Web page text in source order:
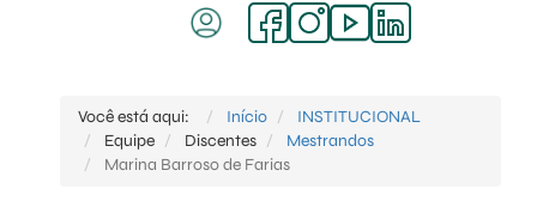
Você está aqui: Início
INSTITUCIONAL
Equipe
Discentes
Mestrandos
Marina Barroso de Farias